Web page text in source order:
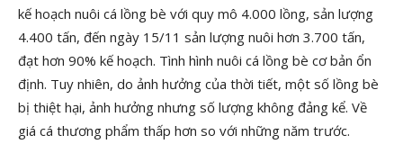
kế hoạch nuôi cá lồng bè với quy mô 4.000 lồng, sản lượng
4.400 tấn, đến ngày 15/11 sản lượng nuôi hơn 3.700 tấn,
đạt hơn 90% kế hoạch. Tình hình nuôi cá lồng bè cơ bản ổn
định. Tuy nhiên, do ảnh hưởng của thời tiết, một số lồng bè
bị thiệt hại, ảnh hưởng nhưng số lượng không đảng kể. Về
giá cá thương phẩm thấp hơn so với những năm trước.